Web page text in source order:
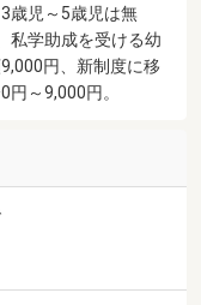
歳児～5歳児は無
私学助成を受ける幼
円、新制度に移
円～9,000円。